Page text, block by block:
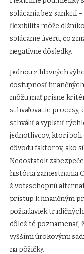
splácania bez sankcií
flexibilita môže
splácanie úveru, čo
negatívne dôsledky.
Jednou z hlavných
dostupnosť
môžu mať prísne
schvaľovacie procesy,
schváliť a vyplatiť
jednotlivcov, ktorí
dôvodu faktorov, ako
Nedostatok
história zamestnania
životaschopnú
prístup k finančným
požiadaviek
dôležité poznamenať,
vyššími úrokovými
na pôžičky.